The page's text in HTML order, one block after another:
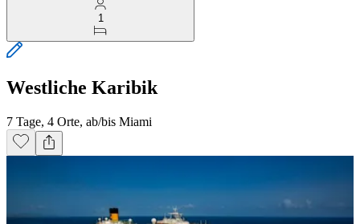
1
Westliche Karibik
7 Tage, 4 Orte, ab/bis Miami